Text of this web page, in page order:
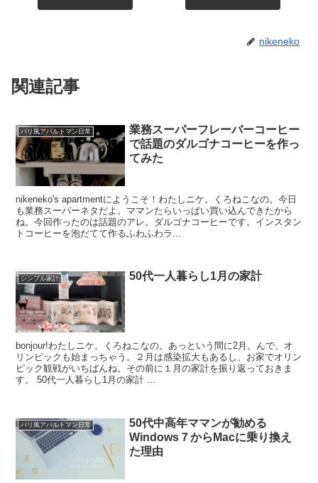
nikeneko
関連記事
パリ風アパルトマン日常
業務スーパーフレーバーコーヒー
で話題のダルゴナコーヒーを作っ
てみた
nikeneko's apartmentにようこそ！わたしニケ。くろねこなの。今日
も業務スーパーネタだよ。ママンたらいっぱい買い込んできたから
ね。今回作ったのは話題のアレ。ダルゴナコーヒーです。インスタン
トコーヒーを泡だてて作るふわふわラ...
シンプル家計 50代一人暮らし1月の家計
bonjour!わたしニケ。くろねこなの。あっという間に2月。んで、オ
リンピックも始まっちゃう。２月は感染拡大もあるし、お家でオリン
ピック観戦がいちばんね。その前に１月の家計を振り返っておきま
す。 50代一人暮らし1月の家計 ...
パリ風アパルトマン日常
50代中高年ママンが勧める
Windows７からMacに乗り換え
た理由